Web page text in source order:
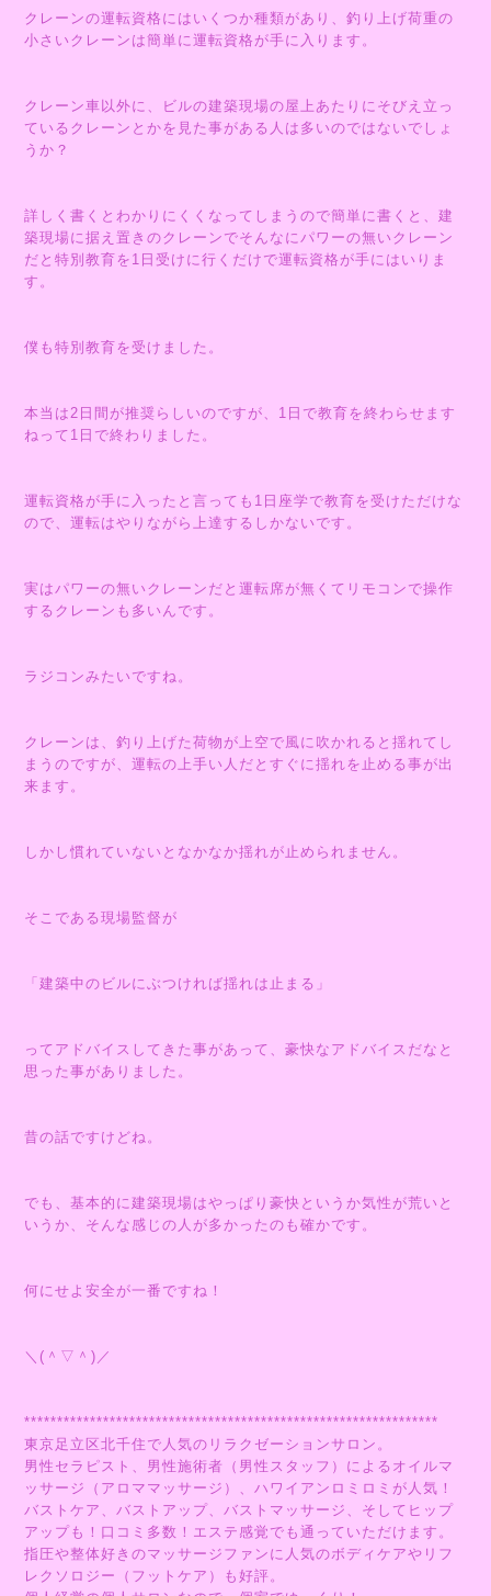
クレーンの運転資格にはいくつか種類があり、釣り上げ荷重の
小さいクレーンは簡単に運転資格が手に入ります。
クレーン車以外に、ビルの建築現場の屋上あたりにそびえ立っ
ているクレーンとかを見た事がある人は多いのではないでしょ
うか？
詳しく書くとわかりにくくなってしまうので簡単に書くと、建
築現場に据え置きのクレーンでそんなにパワーの無いクレーン
だと特別教育を1日受けに行くだけで運転資格が手にはいりま
す。
僕も特別教育を受けました。
本当は2日間が推奨らしいのですが、1日で教育を終わらせます
ねって1日で終わりました。
運転資格が手に入ったと言っても1日座学で教育を受けただけな
ので、運転はやりながら上達するしかないです。
実はパワーの無いクレーンだと運転席が無くてリモコンで操作
するクレーンも多いんです。
ラジコンみたいですね。
クレーンは、釣り上げた荷物が上空で風に吹かれると揺れてし
まうのですが、運転の上手い人だとすぐに揺れを止める事が出
来ます。
しかし慣れていないとなかなか揺れが止められません。
そこである現場監督が
「建築中のビルにぶつければ揺れは止まる」
ってアドバイスしてきた事があって、豪快なアドバイスだなと
思った事がありました。
昔の話ですけどね。
でも、基本的に建築現場はやっぱり豪快というか気性が荒いと
いうか、そんな感じの人が多かったのも確かです。
何にせよ安全が一番ですね！
＼(＾▽＾)／
***************************************************************
東京足立区北千住で人気のリラクゼーションサロン。
男性セラピスト、男性施術者（男性スタッフ）によるオイルマ
ッサージ（アロママッサージ）、ハワイアンロミロミが人気！
バストケア、バストアップ、バストマッサージ、そしてヒップ
アップも！口コミ多数！エステ感覚でも通っていただけます。
指圧や整体好きのマッサージファンに人気のボディケアやリフ
レクソロジー（フットケア）も好評。